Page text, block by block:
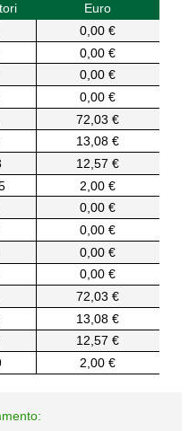
Euro
0,00 €
0,00 €
0,00 €
0,00 €
72,03 €
13,08 €
12,57 €
2,00 €
0,00 €
0,00 €
0,00 €
0,00 €
72,03 €
13,08 €
12,57 €
2,00 €